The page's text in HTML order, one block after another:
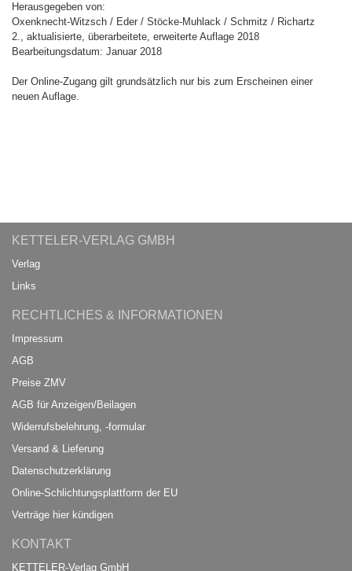
Herausgegeben von:
Oxenknecht-Witzsch / Eder / Stöcke-Muhlack / Schmitz / Richartz
2., aktualisierte, überarbeitete, erweiterte Auflage 2018
Bearbeitungsdatum: Januar 2018
Der Online-Zugang gilt grundsätzlich nur bis zum Erscheinen einer
neuen Auflage.
KETTELER-VERLAG GMBH
Verlag
Links
RECHTLICHES & INFORMATIONEN
Impressum
AGB
Preise ZMV
AGB für Anzeigen/Beilagen
Widerrufsbelehrung, -formular
Versand & Lieferung
Datenschutzerklärung
Online-Schlichtungsplattform der EU
Verträge hier kündigen
KONTAKT
KETTELER-Verlag GmbH